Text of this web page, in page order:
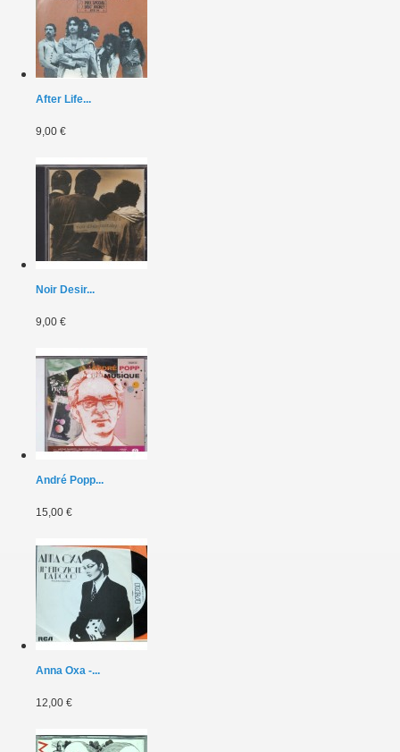
After Life...
9,00 €
Noir Desir...
9,00 €
André Popp...
15,00 €
Anna Oxa -...
12,00 €